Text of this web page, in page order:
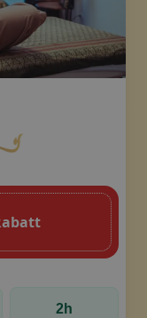
2h